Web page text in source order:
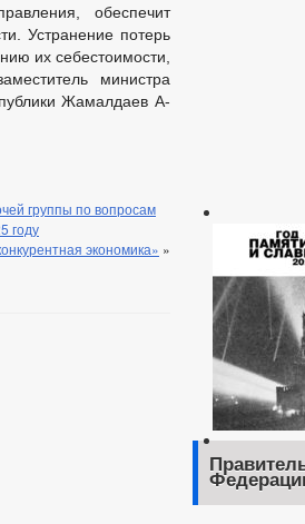
обеспечит
Устранение потерь
их себестоимости,
министра
Жамалдаев А-
группы по вопросам
году
экономика» »